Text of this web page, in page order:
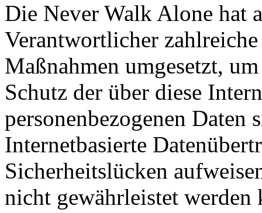
Die Never Walk Alone hat
Verantwortlicher
Maßnahmen umgesetzt,
Schutz der über diese
personenbezogenen Daten
Internetbasierte
Sicherheitslücken
nicht gewährleistet werden